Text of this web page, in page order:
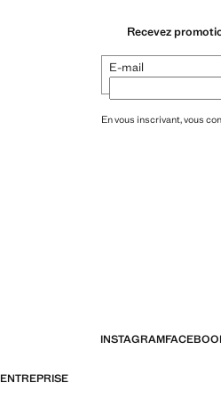
Recevez
E-mail
En vous inscrivant, vous
INSTAGRAM
ENTREPRISE